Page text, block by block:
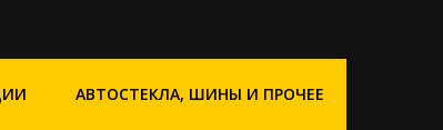
АВТОСТЕКЛА, ШИНЫ И ПРОЧЕЕ